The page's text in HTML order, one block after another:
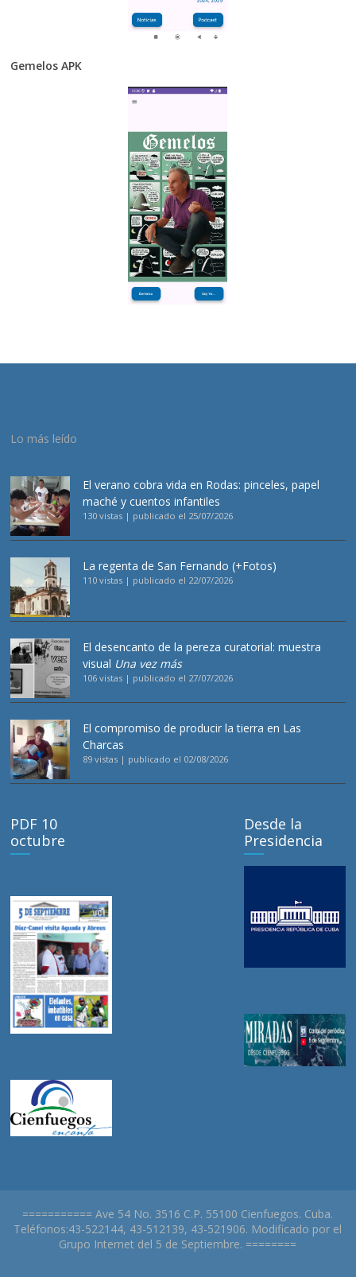
Gemelos APK
Lo más leído
El verano cobra vida en Rodas: pinceles, papel
maché y cuentos infantiles
130 vistas | publicado el 25/07/2026
La regenta de San Fernando (+Fotos)
110 vistas | publicado el 22/07/2026
El desencanto de la pereza curatorial: muestra
visual Una vez más
106 vistas | publicado el 27/07/2026
El compromiso de producir la tierra en Las
Charcas
89 vistas | publicado el 02/08/2026
PDF 10
octubre
Desde la
Presidencia
=========== Ave 54 No. 3516 C.P. 55100 Cienfuegos. Cuba.
Teléfonos:43-522144, 43-512139, 43-521906. Modificado por el
Grupo Internet del 5 de Septiembre. ========